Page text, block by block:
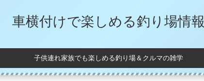
車横付けで楽しめる釣り場情報
子供連れ家族でも楽しめる釣り場＆クルマの雑学